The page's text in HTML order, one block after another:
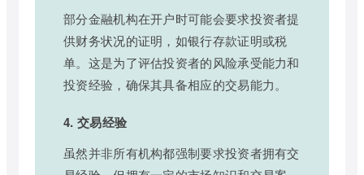
部分金融机构在开户时可能会要求投资者提
供财务状况的证明，如银行存款证明或税
单。这是为了评估投资者的风险承受能力和
投资经验，确保其具备相应的交易能力。
4. 交易经验
虽然并非所有机构都强制要求投资者拥有交